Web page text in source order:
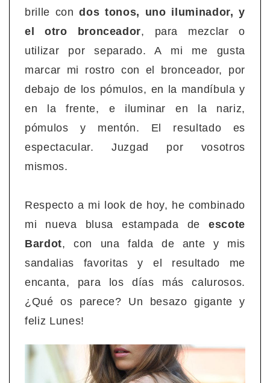
brille condos tonos, uno iluminador, y
el otro bronceador, para mezclar o
utilizar por separado. A mi me gusta
marcar mi rostro con el bronceador, por
debajo de los pómulos, en la mandíbula y
en la frente, e iluminar en la nariz,
pómulos y mentón. El resultado es
espectacular. Juzgad por vosotros
mismos.
Respecto a mi look de hoy, he combinado
mi nueva blusa estampada deescote
Bardot, con una falda de ante y mis
sandalias favoritas y el resultado me
encanta, para los días más calurosos.
¿Qué os parece? Un besazo gigante y
feliz Lunes!